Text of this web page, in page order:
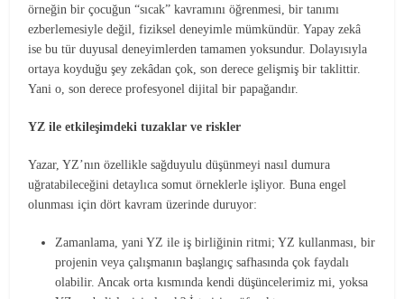
örneğin bir çocuğun “sıcak” kavramını öğrenmesi, bir tanımı
ezberlemesiyle değil, fiziksel deneyimle mümkündür. Yapay zekâ
ise bu tür duyusal deneyimlerden tamamen yoksundur. Dolayısıyla
ortaya koyduğu şey zekâdan çok, son derece gelişmiş bir taklittir.
Yani o, son derece profesyonel dijital bir papağandır.
YZ ile etkileşimdeki tuzaklar ve riskler
Yazar, YZ’nın özellikle sağduyulu düşünmeyi nasıl dumura
uğratabileceğini detaylıca somut örneklerle işliyor. Buna engel
olunması için dört kavram üzerinde duruyor:
Zamanlama, yani YZ ile iş birliğinin ritmi; YZ kullanması, bir
projenin veya çalışmanın başlangıç safhasında çok faydalı
olabilir. Ancak orta kısmında kendi düşüncelerimiz mi, yoksa